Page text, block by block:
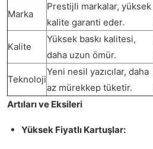
Marka
Prestijli markalar, yüksek
kalite garanti eder.
Kalite
Yüksek baskı kalitesi,
daha uzun ömür.
Teknoloji
Yeni nesil yazıcılar, daha
az mürekkep tüketir.
Artıları ve Eksileri
Yüksek Fiyatlı Kartuşlar: